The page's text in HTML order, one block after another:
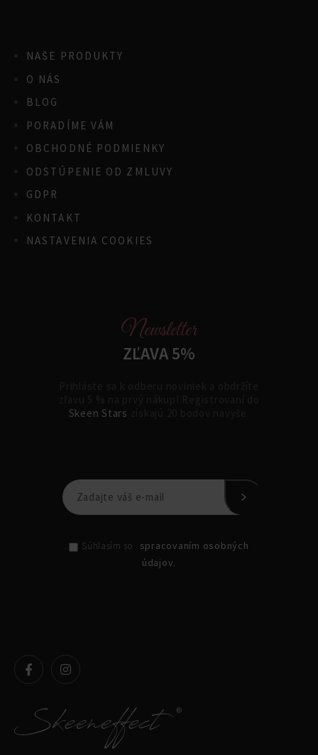
NAŠE PRODUKTY
O NÁS
BLOG
PORADÍME VÁM
OBCHODNÉ PODMIENKY
ODSTÚPENIE OD ZMLUVY
GDPR
KONTAKT
NASTAVENIA COOKIES
Newsletter
ZĽAVA 5%
Skeen Stars
Súhlasím so
spracovaním osobných
údajov.